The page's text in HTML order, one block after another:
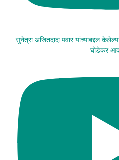
सुनेत्रा अजितदादा पवार यांच्याबद्दल
घोडेकर